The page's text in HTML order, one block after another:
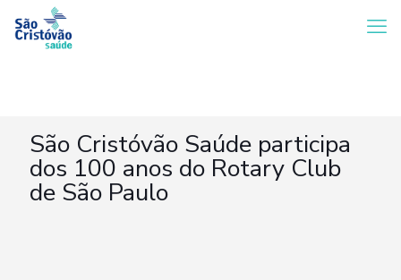
São Cristóvão Saúde participa
dos 100 anos do Rotary Club
de São Paulo